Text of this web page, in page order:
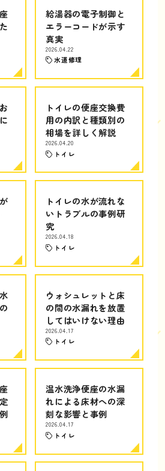
給湯器の電子制御と
エラーコードが示す
真実
2026.04.22
水道修理
トイレの便座交換費
用の内訳と種類別の
相場を詳しく解説
2026.04.20
トイレ
トイレの水が流れな
いトラブルの事例研
究
2026.04.18
トイレ
ウォシュレットと床
の間の水漏れを放置
してはいけない理由
2026.04.17
トイレ
温水洗浄便座の水漏
れによる床材への深
刻な影響と事例
2026.04.17
トイレ